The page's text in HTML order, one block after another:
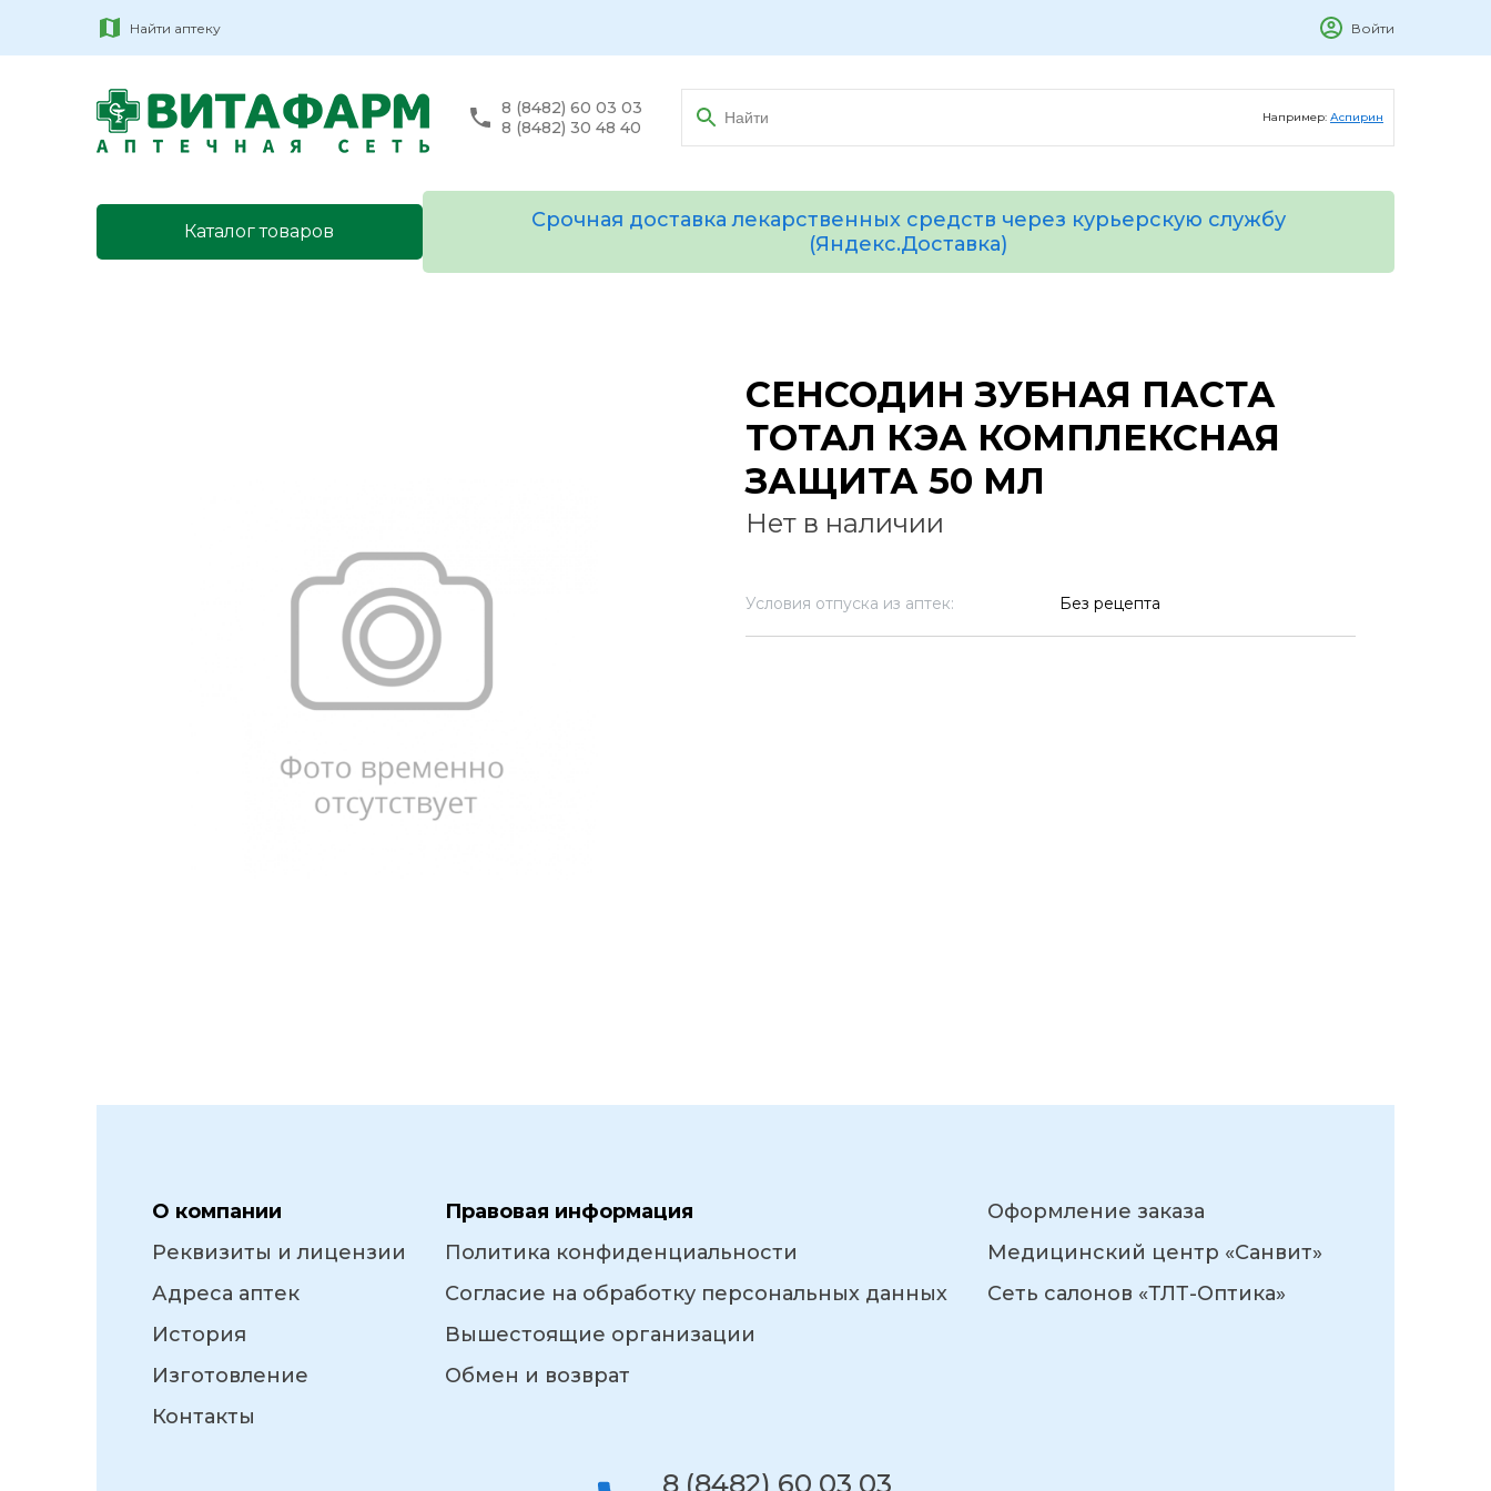
Найти аптеку Войти
8 (8482) 60 03 03
8 (8482) 30 48 40
Например: Аспирин
Каталог товаров
Срочная доставка лекарственных средств через курьерскую службу
(Яндекс.Доставка)
СЕНСОДИН ЗУБНАЯ ПАСТА
ТОТАЛ КЭА КОМПЛЕКСНАЯ
ЗАЩИТА 50 МЛ
Нет в наличии
Условия отпуска из аптек: Без рецепта
О компании
Реквизиты и лицензии
Адреса аптек
История
Изготовление
Контакты
Правовая информация
Политика конфиденциальности
Согласие на обработку персональных данных
Вышестоящие организации
Обмен и возврат
Оформление заказа
Медицинский центр «Санвит»
Сеть салонов «ТЛТ-Оптика»
8 (8482) 60 03 03